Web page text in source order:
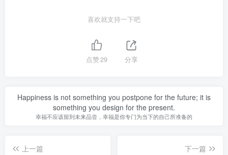
喜欢就支持一下吧
点赞29 分享
Happiness is not something you postpone for the future; it is
something you design for the present.
幸福不应该留到未来品尝，幸福是你专门为当下的自己所准备的
上一篇
下一篇